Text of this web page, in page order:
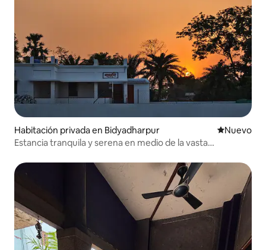
Habitación privada en Bidyadharpur Lugar
Nuevo
Estancia tranquila y serena en medio de la vasta